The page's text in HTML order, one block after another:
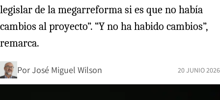
legislar de la megarreforma si es que no había
cambios al proyecto”. “Y no ha habido cambios”,
remarca.
PorJosé Miguel Wilson 20 JUNIO 2026